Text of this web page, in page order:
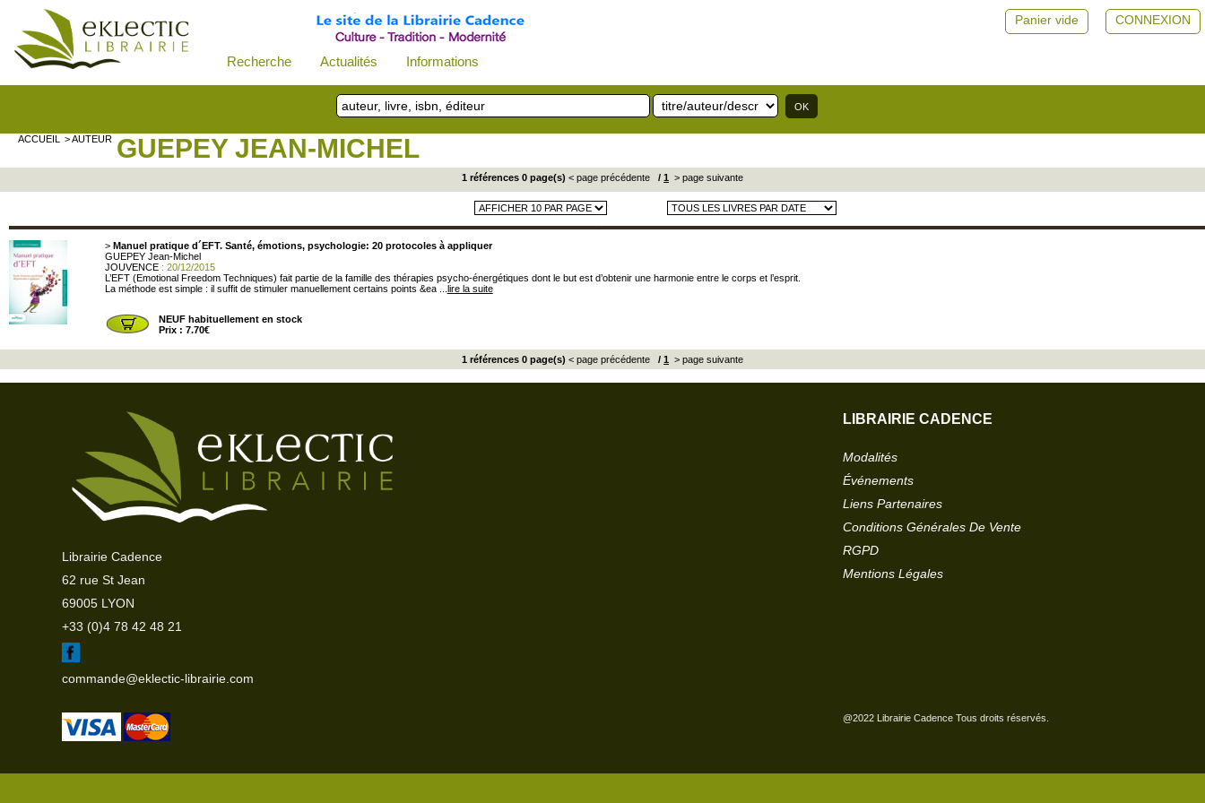
Recherche Actualités Informations
CONNEXION
Panier vide
ACCUEIL > AUTEUR GUEPEY JEAN-MICHEL
1 références 0 page(s) < page précédente / 1 > page suivante
> Manuel pratique d´EFT. Santé, émotions, psychologie: 20 protocoles à appliquer
GUEPEY Jean-Michel
JOUVENCE: 20/12/2015
L’EFT (Emotional Freedom Techniques) fait partie de la famille des thérapies psycho-énergétiques dont le but est d’obtenir une harmonie entre le corps et l’esprit.
La méthode est simple : il suffit de stimuler manuellement certains points &ea ... lire la suite
NEUF habituellement en stock
Prix : 7.70€
1 références 0 page(s) < page précédente / 1 > page suivante
Librairie Cadence
62 rue St Jean
69005 LYON
+33 (0)4 78 42 48 21
commande@eklectic-librairie.com
LIBRAIRIE CADENCE
Modalités
Événements
Liens Partenaires
Conditions Générales De Vente
RGPD
Mentions Légales
@2022 Librairie Cadence Tous droits réservés.